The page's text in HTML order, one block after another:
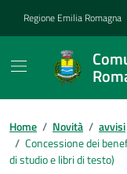
Regione Emilia Romagna
Contenuti
Home / Novità / avvisi
/ Concessione dei
di studio e libri di testo)